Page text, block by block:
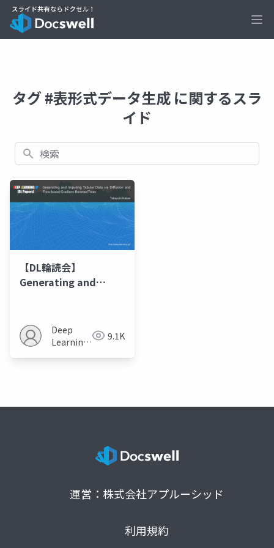
タグ #表形式データ生成 に関するスラ
イド
検索
【DL輪読会】
Generating and
and Flow-based
Gradient-Boosted
Trees
Deep
Learning
9.1K
運営：株式会社アプルーシッド
利用規約